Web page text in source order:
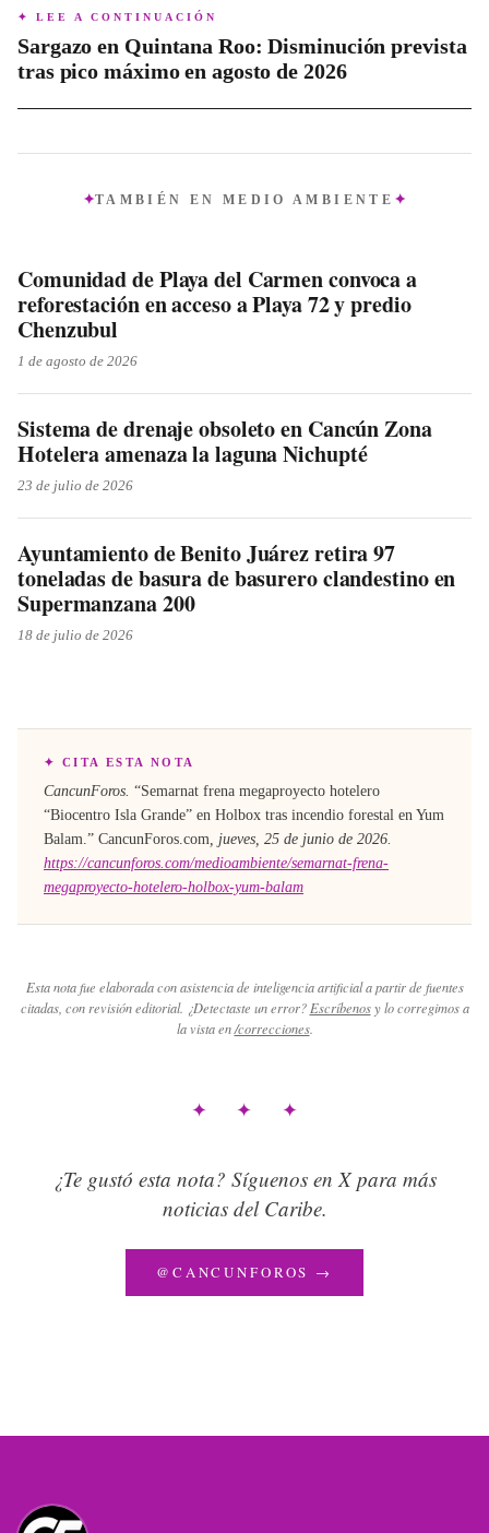
impacto, fomentando un desarrollo turístico más consciente
y de bajo impacto en zonas ecológicamente sensibles.
✦ LEE A CONTINUACIÓN
Sargazo en Quintana Roo: Disminución prevista
tras pico máximo en agosto de 2026
TAMBIÉN EN MEDIO AMBIENTE
Comunidad de Playa del Carmen convoca a
reforestación en acceso a Playa 72 y predio
Chenzubul
1 de agosto de 2026
Sistema de drenaje obsoleto en Cancún Zona
Hotelera amenaza la laguna Nichupté
23 de julio de 2026
Ayuntamiento de Benito Juárez retira 97
toneladas de basura de basurero clandestino en
Supermanzana 200
18 de julio de 2026
✦ CITA ESTA NOTA
CancunForos. “Semarnat frena megaproyecto hotelero
“Biocentro Isla Grande” en Holbox tras incendio forestal en Yum
Balam.” CancunForos.com, jueves, 25 de junio de 2026.
https://cancunforos.com/medioambiente/semarnat-frena-
megaproyecto-hotelero-holbox-yum-balam
Esta nota fue elaborada con asistencia de inteligencia artificial a partir de fuentes
citadas, con revisión editorial. ¿Detectaste un error? Escríbenos y lo corregimos a
la vista en /correcciones.
✦ ✦ ✦
¿Te gustó esta nota? Síguenos en X para más
noticias del Caribe.
@CANCUNFOROS →